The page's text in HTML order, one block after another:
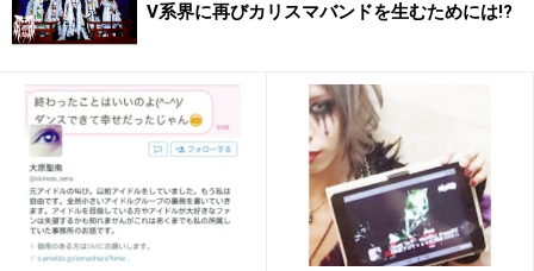
V系界に再びカリスマバンドを生むためには!?